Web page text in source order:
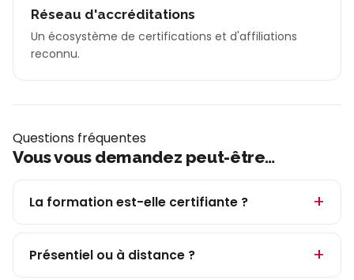
Réseau d'accréditations
Un écosystème de certifications et d'affiliations
reconnu.
Questions fréquentes
Vous vous demandez peut-être…
La formation est-elle certifiante ?
Présentiel ou à distance ?